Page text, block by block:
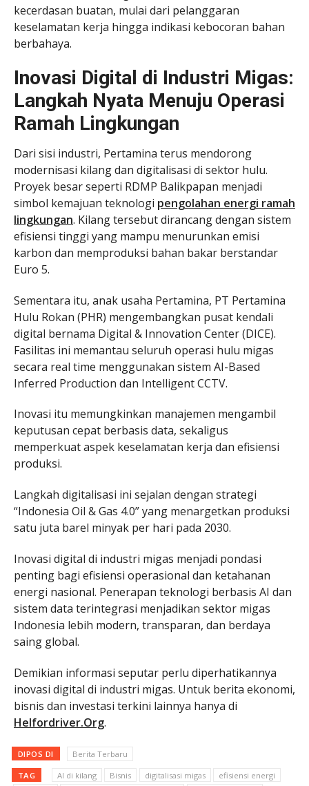
kecerdasan buatan, mulai dari pelanggaran
keselamatan kerja hingga indikasi kebocoran bahan
berbahaya.
Inovasi Digital di Industri Migas:
Langkah Nyata Menuju Operasi
Ramah Lingkungan
Dari sisi industri, Pertamina terus mendorong
modernisasi kilang dan digitalisasi di sektor hulu.
Proyek besar seperti RDMP Balikpapan menjadi
simbol kemajuan teknologi pengolahan energi ramah
lingkungan. Kilang tersebut dirancang dengan sistem
efisiensi tinggi yang mampu menurunkan emisi
karbon dan memproduksi bahan bakar berstandar
Euro 5.
Sementara itu, anak usaha Pertamina, PT Pertamina
Hulu Rokan (PHR) mengembangkan pusat kendali
digital bernama Digital & Innovation Center (DICE).
Fasilitas ini memantau seluruh operasi hulu migas
secara real time menggunakan sistem AI-Based
Inferred Production dan Intelligent CCTV.
Inovasi itu memungkinkan manajemen mengambil
keputusan cepat berbasis data, sekaligus
memperkuat aspek keselamatan kerja dan efisiensi
produksi.
Langkah digitalisasi ini sejalan dengan strategi
“Indonesia Oil & Gas 4.0” yang menargetkan produksi
satu juta barel minyak per hari pada 2030.
Inovasi digital di industri migas menjadi pondasi
penting bagi efisiensi operasional dan ketahanan
energi nasional. Penerapan teknologi berbasis AI dan
sistem data terintegrasi menjadikan sektor migas
Indonesia lebih modern, transparan, dan berdaya
saing global.
Demikian informasi seputar perlu diperhatikannya
inovasi digital di industri migas. Untuk berita ekonomi,
bisnis dan investasi terkini lainnya hanya di
Helfordriver.Org.
DIPOS DI Berita Terbaru
TAG AI di kilang Bisnis digitalisasi migas
efisiensi energi